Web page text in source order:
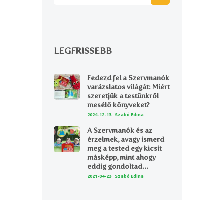
LEGFRISSEBB
Fedezd fel a Szervmanók
varázslatos világát: Miért
szeretjük a testünkről
mesélő könyveket?
2024-12-13 Szabó Edina
A Szervmanók és az
érzelmek, avagy ismerd
meg a tested egy kicsit
másképp, mint ahogy
eddig gondoltad…
2021-04-23 Szabó Edina